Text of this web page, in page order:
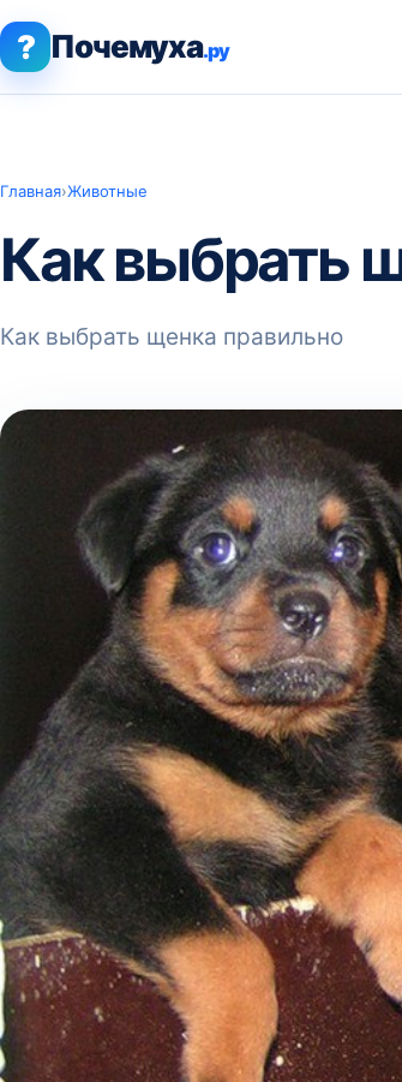
? Почемуха.ру
Главная›Животные
Как выбрать
Как выбрать щенка правильно